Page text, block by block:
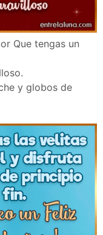
Que tengas un
y globos de